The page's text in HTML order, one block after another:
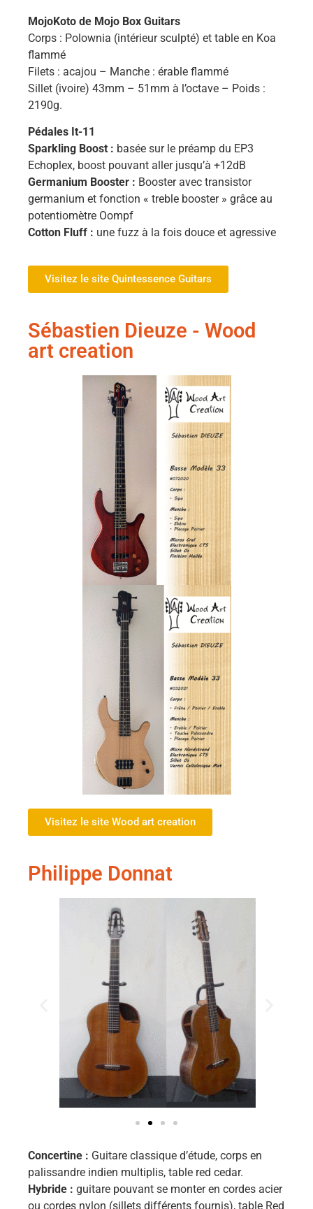
MojoKoto de Mojo Box Guitars
Corps : Polownia (intérieur sculpté) et table en Koa
flammé
Filets : acajou – Manche : érable flammé
Sillet (ivoire) 43mm – 51mm à l’octave – Poids :
2190g.
Pédales It-11
Sparkling Boost : basée sur le préamp du EP3
Echoplex, boost pouvant aller jusqu’à +12dB
Germanium Booster : Booster avec transistor
germanium et fonction « treble booster » grâce au
potentiomètre Oompf
Cotton Fluff : une fuzz à la fois douce et agressive
Visitez le site Quintessence Guitars
Sébastien Dieuze - Wood
art creation
Visitez le site Wood art creation
Philippe Donnat
Concertine : Guitare classique d’étude, corps en
palissandre indien multiplis, table red cedar.
Hybride : guitare pouvant se monter en cordes acier
ou cordes nylon (sillets différents fournis), table Red